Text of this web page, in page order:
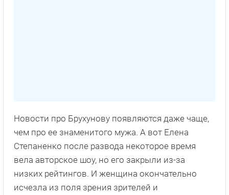
Новости про Брухунову появляются даже чаще,
чем про ее знаменитого мужа. А вот Елена
Степаненко после развода некоторое время
вела авторское шоу, но его закрыли из-за
низких рейтингов. И женщина окончательно
исчезла из поля зрения зрителей и